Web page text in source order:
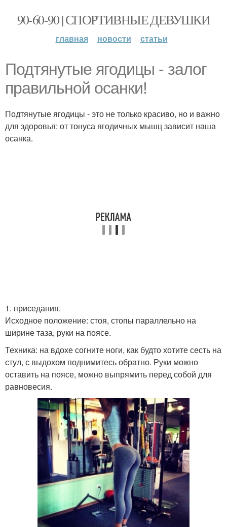
90-60-90 | СПОРТИВНЫЕ ДЕВУШКИ
главная новости статьи
Подтянутые ягодицы - залог
правильной осанки!
Подтянутые ягодицы - это не только красиво, но и важно
для здоровья: от тонуса ягодичных мышц зависит наша
осанка.
1. приседания.
Исходное положение: стоя, стопы параллельно на
ширине таза, руки на поясе.
Техника: на вдохе согните ноги, как будто хотите сесть на
стул, с выдохом поднимитесь обратно. Руки можно
оставить на поясе, можно выпрямить перед собой для
равновесия.